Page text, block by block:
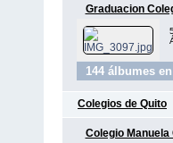
Graduacion
144 álbumes
Colegios de Quito
Colegio